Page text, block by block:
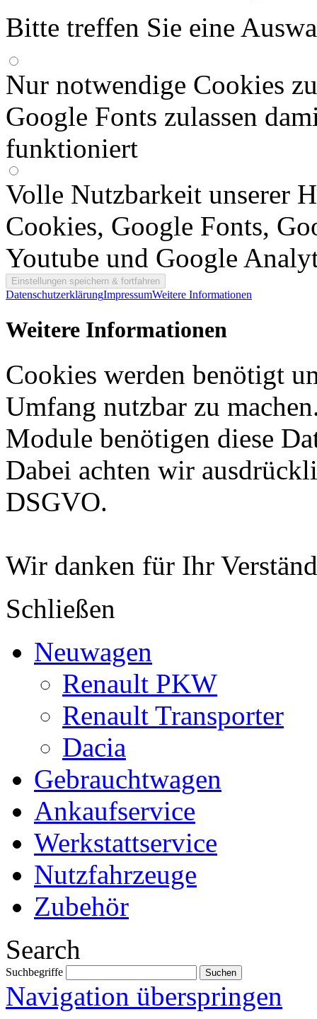
Bitte treffen Sie eine
Nur notwendige Cookies
Google Fonts zulassen
funktioniert
Volle Nutzbarkeit unserer
Cookies, Google Fonts,
Youtube und Google
DatenschutzerklärungImpressumWeitere Informationen
Weitere Informationen
Cookies werden benötigt
Umfang nutzbar zu
Module benötigen diese
Dabei achten wir
DSGVO.
Wir danken für Ihr
Schließen
Neuwagen
Renault PKW
Renault Transporter
Dacia
Gebrauchtwagen
Ankaufservice
Werkstattservice
Nutzfahrzeuge
Zubehör
Search
Suchbegriffe
Navigation überspringen